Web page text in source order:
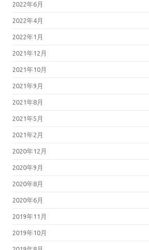
2022年6月
2022年4月
2022年1月
2021年12月
2021年10月
2021年9月
2021年8月
2021年5月
2021年2月
2020年12月
2020年9月
2020年8月
2020年6月
2019年11月
2019年10月